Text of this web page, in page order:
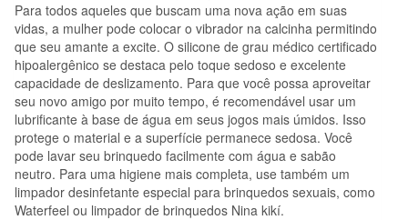
Para todos aqueles que buscam uma nova ação em suas
vidas, a mulher pode colocar o vibrador na calcinha permitindo
que seu amante a excite. O silicone de grau médico certificado
hipoalergênico se destaca pelo toque sedoso e excelente
capacidade de deslizamento. Para que você possa aproveitar
seu novo amigo por muito tempo, é recomendável usar um
lubrificante à base de água em seus jogos mais úmidos. Isso
protege o material e a superfície permanece sedosa. Você
pode lavar seu brinquedo facilmente com água e sabão
neutro. Para uma higiene mais completa, use também um
limpador desinfetante especial para brinquedos sexuais, como
Waterfeel ou limpador de brinquedos Nina kikí.